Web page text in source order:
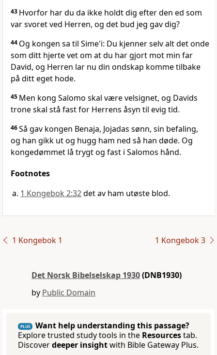
43 Hvorfor har du da ikke holdt dig efter den ed som
var svoret ved Herren, og det bud jeg gav dig?
44 Og kongen sa til Sime'i: Du kjenner selv alt det onde
som ditt hjerte vet om at du har gjort mot min far
David, og Herren lar nu din ondskap komme tilbake
på ditt eget hode.
45 Men kong Salomo skal være velsignet, og Davids
trone skal stå fast for Herrens åsyn til evig tid.
46Så gav kongen Benaja, Jojadas sønn, sin befaling,
og han gikk ut og hugg ham ned så han døde. Og
kongedømmet lå trygt og fast i Salomos hånd.
Footnotes
1 Kongebok 2:32det av ham utøste blod.
1 Kongebok 1 1 Kongebok 3
Det Norsk Bibelselskap 1930(DNB1930)
by Public Domain
PLUS
Want help understanding this passage?
Explore trusted study tools in the Resourcestab.
Discoverdeeper insightwith Bible Gateway Plus.